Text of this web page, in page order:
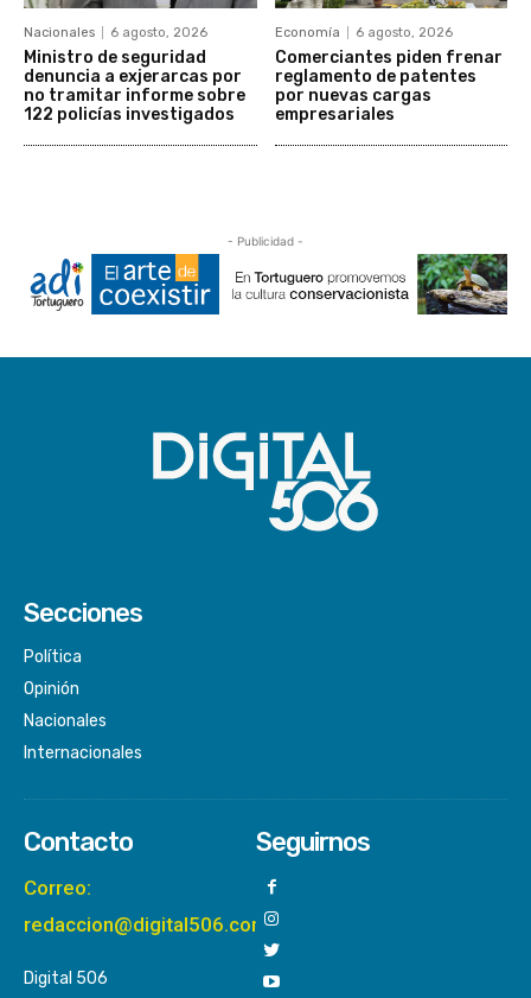
Nacionales 6 agosto, 2026
Ministro de seguridad
denuncia a exjerarcas por
no tramitar informe sobre
122 policías investigados
Economía 6 agosto, 2026
Comerciantes piden frenar
reglamento de patentes
por nuevas cargas
empresariales
- Publicidad -
Secciones
Política
Opinión
Nacionales
Internacionales
Contacto
Correo:
redaccion@digital506.com
Digital 506
Seguirnos